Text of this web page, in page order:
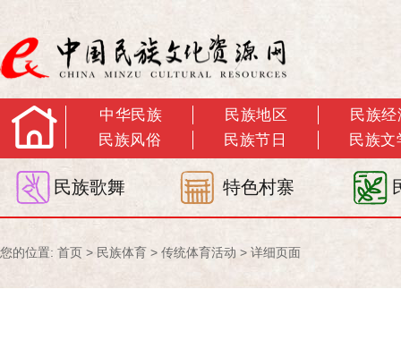
中华民族 民族地区
民族经
民族风俗
民族节日 民族文
民族歌舞 特色村寨
您的位置: 首页 > 民族体育 > 传统体育活动 > 详细页面